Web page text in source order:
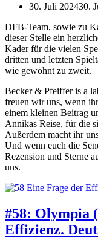
30. Juli 202430.
DFB-Team, sowie zu
dieser Stelle ein
Kader für die vielen
dritten und letzten
wie gewohnt zu zweit.
Becker & Pfeiffer is a
freuen wir uns, wenn
einem kleinen Beitrag
Annikas Reise, für die
Außerdem macht ihr
Und wenn euch die
Rezension und Sterne
uns.
#58: Olympia
Effizienz.